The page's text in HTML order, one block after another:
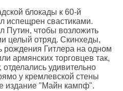
блокады к 60-й
испещрен свастиками.
Путин, чтобы возложить
целый отряд. Скинхеды,
рождения Гитлера на одном
армянских торговцев так,
удивительно
у кремлевской стены
издание "Майн кампф".